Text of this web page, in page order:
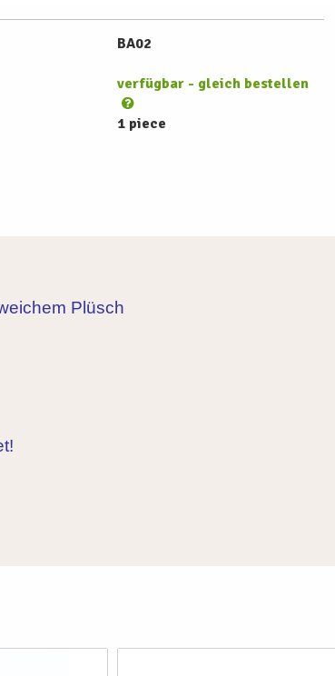
BA02
verfügbar - gleich bestellen
1 piece
Plüsch